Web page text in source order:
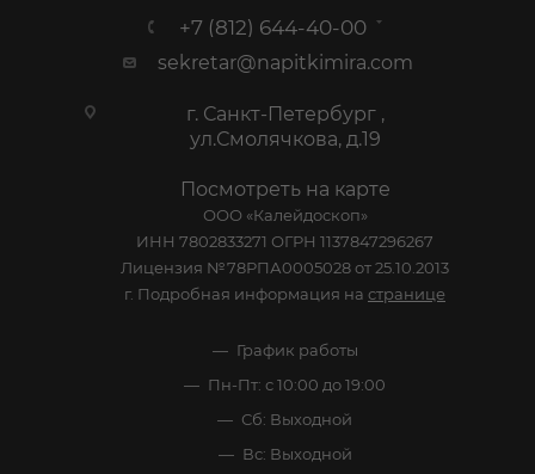
+7 (812) 644-40-00
sekretar@napitkimira.com
г. Санкт-Петербург ,
ул.Смолячкова, д.19
Посмотреть на карте
ООО «Калейдоскоп»
ИНН 7802833271 ОГРН 1137847296267
Лицензия №78РПА0005028 от 25.10.2013
г. Подробная информация на странице
График работы
Пн-Пт: с 10:00 до 19:00
Сб: Выходной
Вс: Выходной